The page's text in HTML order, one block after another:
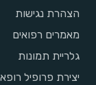
הצהרת נגישות
מאמרים רפואים
גלריית תמונות
יצירת פרופיל